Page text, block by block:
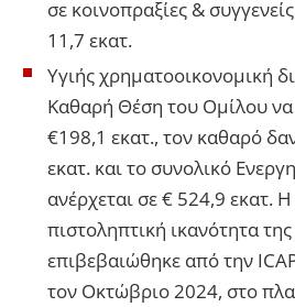
σε κοινοπραξίες &
11,7 εκατ.
Υγιής χρηματοοικονομική
Καθαρή Θέση του Ομίλου
€198,1 εκατ., τον καθαρό
εκατ. και το συνολικό
ανέρχεται σε € 524,9 εκατ.
πιστοληπτική ικανότητα
επιβεβαιώθηκε από την
τον Οκτώβριο 2024, στο